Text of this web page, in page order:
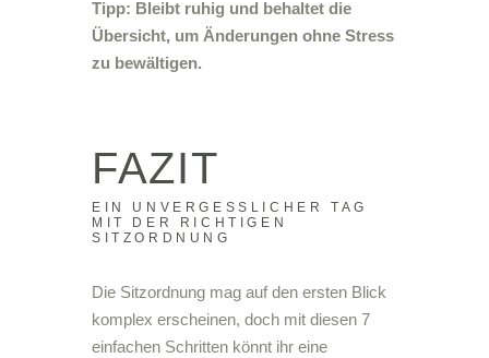
Tipp: Bleibt ruhig und behaltet die
Übersicht, um Änderungen ohne Stress
zu bewältigen.
FAZIT
EIN UNVERGESSLICHER TAG
MIT DER RICHTIGEN
SITZORDNUNG
Die Sitzordnung mag auf den ersten Blick
komplex erscheinen, doch mit diesen 7
einfachen Schritten könnt ihr eine